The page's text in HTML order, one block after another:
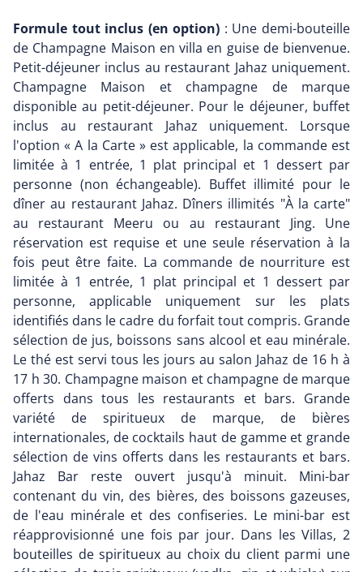
Formule tout inclus (en option) : Une demi-bouteille
de Champagne Maison en villa en guise de bienvenue.
Petit-déjeuner inclus au restaurant Jahaz uniquement.
Champagne Maison et champagne de marque
disponible au petit-déjeuner. Pour le déjeuner, buffet
inclus au restaurant Jahaz uniquement. Lorsque
l'option « A la Carte » est applicable, la commande est
limitée à 1 entrée, 1 plat principal et 1 dessert par
personne (non échangeable). Buffet illimité pour le
dîner au restaurant Jahaz. Dîners illimités "À la carte"
au restaurant Meeru ou au restaurant Jing. Une
réservation est requise et une seule réservation à la
fois peut être faite. La commande de nourriture est
limitée à 1 entrée, 1 plat principal et 1 dessert par
personne, applicable uniquement sur les plats
identifiés dans le cadre du forfait tout compris. Grande
sélection de jus, boissons sans alcool et eau minérale.
Le thé est servi tous les jours au salon Jahaz de 16 h à
17 h 30. Champagne maison et champagne de marque
offerts dans tous les restaurants et bars. Grande
variété de spiritueux de marque, de bières
internationales, de cocktails haut de gamme et grande
sélection de vins offerts dans les restaurants et bars.
Jahaz Bar reste ouvert jusqu'à minuit. Mini-bar
contenant du vin, des bières, des boissons gazeuses,
de l'eau minérale et des confiseries. Le mini-bar est
réapprovisionné une fois par jour. Dans les Villas, 2
bouteilles de spiritueux au choix du client parmi une